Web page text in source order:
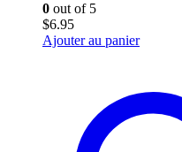
0 out of 5
$6.95
Ajouter au panier